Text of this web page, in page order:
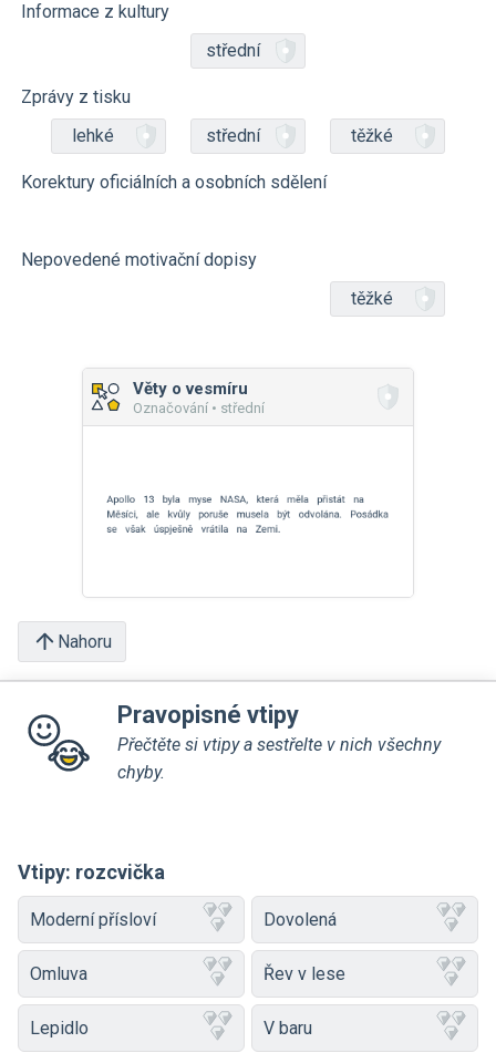
Informace z kultury
střední
Zprávy z tisku
lehké
střední těžké
Korektury oficiálních a osobních sdělení
Nepovedené motivační dopisy
těžké
Věty o vesmíru
Označování • střední
Nahoru
Pravopisné vtipy
Přečtěte si vtipy a sestřelte v nich všechny
chyby.
Vtipy: rozcvička
Moderní přísloví Dovolená
Omluva Řev v lese
Lepidlo V baru